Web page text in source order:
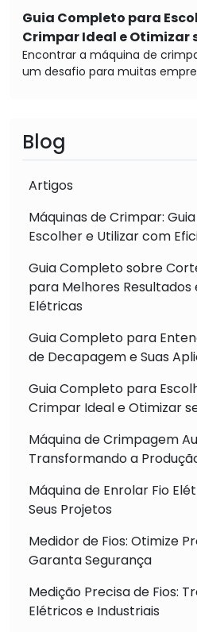
Guia Completo para
Crimpar Ideal e Otimizar
Encontrar a máquina de
um desafio para muitas
Blog
Artigos
Máquinas de Crimpar:
Escolher e Utilizar com
Guia Completo sobre
para Melhores
Elétricas
Guia Completo para
de Decapagem e Suas
Guia Completo para
Crimpar Ideal e Otimizar
Máquina de Crimpagem
Transformando a
Máquina de Enrolar Fio
Seus Projetos
Medidor de Fios: Otimize
Garanta Segurança
Medição Precisa de Fios:
Elétricos e Industriais